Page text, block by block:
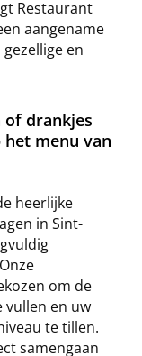
Restaurant
aangename
en
of drankjes
het menu van
heerlijke
in Sint-
om de
vullen en uw
te tillen.
samengaan